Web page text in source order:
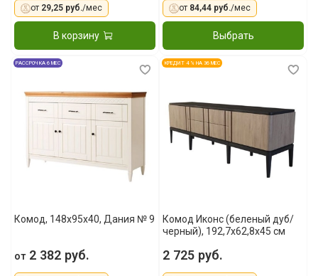
от 29,25 руб./мес
В корзину
от 84,44 руб./мес
Выбрать
РАССРОЧКА 6 МЕС
Комод, 148x95x40, Дания № 9
от2 382 руб.
КРЕДИТ 4 % НА 36 МЕС
Комод Иконс (беленый дуб/
черный), 192,7x62,8x45 см
2 725 руб.